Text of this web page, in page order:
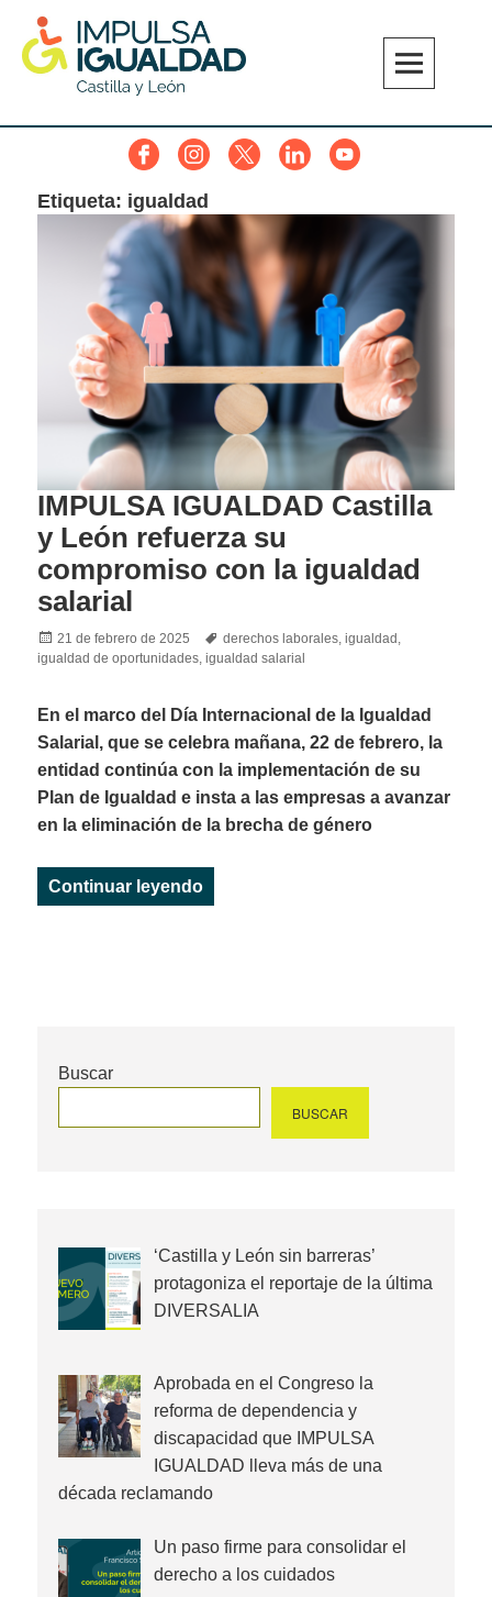
content
FacebookInstagramTwitterLinkedinYouTube
Etiqueta: igualdad
IMPULSA IGUALDAD Castilla
y León refuerza su
compromiso con la igualdad
salarial
Posted
on
21 de febrero de 2025 Tags
derechos laborales,igualdad ,
igualdad de oportunidades,igualdad salarial
En el marco del Día Internacional de la Igualdad
Salarial, que se celebra mañana, 22 de febrero, la
entidad continúa con la implementación de su
Plan de Igualdad e insta a las empresas a avanzar
en la eliminación de la brecha de género
Continuar leyendo«IMPULSA IGUALDAD Castilla y
Buscar
BUSCAR
‘Castilla y León sin barreras’
protagoniza el reportaje de la última
DIVERSALIA
Aprobada en el Congreso la
reforma de dependencia y
discapacidad que IMPULSA
IGUALDAD lleva más de una
década reclamando
Un paso firme para consolidar el
derecho a los cuidados